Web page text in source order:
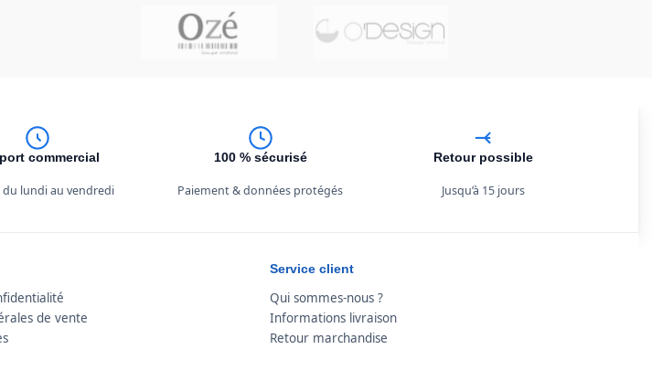
commercial
du lundi au vendredi
100 % sécurisé
Paiement & données protégés
Retour possible
Jusqu’à 15 jours
de vente
Service client
Qui sommes-nous ?
Informations livraison
Retour marchandise